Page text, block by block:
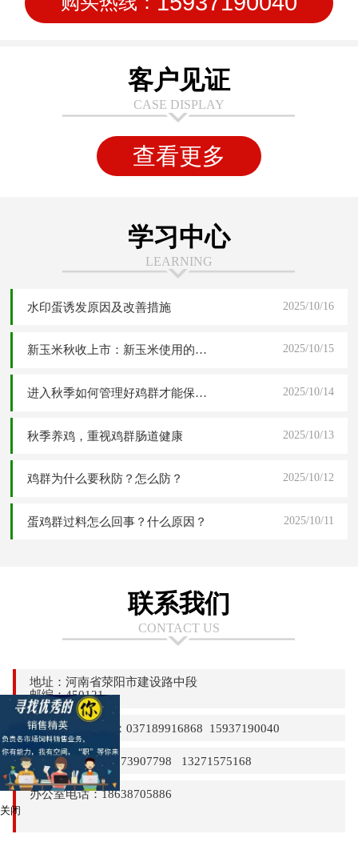
新，让使用产品的客户满意。安全、稳定、高质量的产品输出是
客户见证
CASE DISPLAY
查看更多
学习中心
LEARNING
水印蛋诱发原因及改善措施 2025/10/16
新玉米秋收上市：新玉米使用的四大危害分析与五大解决应对方案 2025/10/15
进入秋季如何管理好鸡群才能保障高产稳产 2025/10/14
秋季养鸡，重视鸡群肠道健康 2025/10/13
鸡群为什么要秋防？怎么防？ 2025/10/12
蛋鸡群过料怎么回事？什么原因？ 2025/10/11
联系我们
CONTACT US
地址：河南省荥阳市建设路中段
邮编：450121
24小时热线电话：037189916868 15937190040
销售部电话：13373907798 13271575168
办公室电话：18638705886
关闭